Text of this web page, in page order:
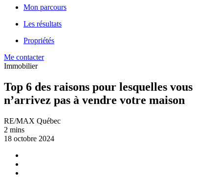
Mon parcours
Les résultats
Propriétés
Me contacter
Immobilier
Top 6 des raisons pour lesquelles vous
n’arrivez pas à vendre votre maison
RE/MAX Québec
2 mins
18 octobre 2024